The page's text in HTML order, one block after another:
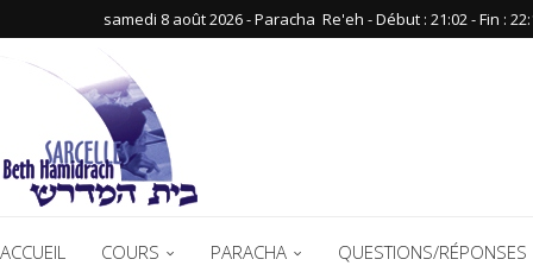
samedi 8 août 2026 - Paracha ‪ Re'eh‬ - Début : 21:02‬ - Fin :
ACCUEIL COURS PARACHA QUESTIONS/RÉPONSES